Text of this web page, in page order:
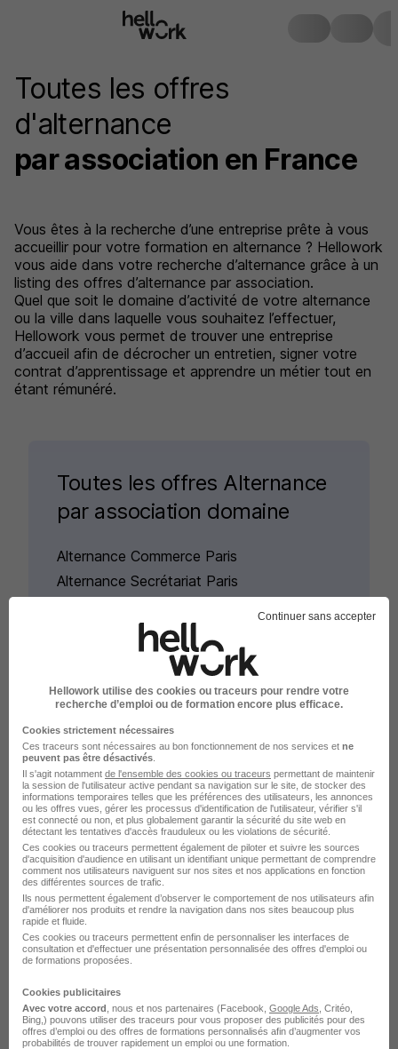
Toutes les offres
d'alternance
par association en France
Vous êtes à la recherche d’une entreprise prête à vous
accueillir pour votre formation en alternance ? Hellowork
vous aide dans votre recherche d’alternance grâce à un
listing des offres d’alternance par association.
Quel que soit le domaine d’activité de votre alternance
ou la ville dans laquelle vous souhaitez l’effectuer,
Hellowork vous permet de trouver une entreprise
d’accueil afin de décrocher un entretien, signer votre
contrat d’apprentissage et apprendre un métier tout en
étant rémunéré.
Toutes les offres Alternance
par association domaine
Alternance Commerce Paris
Alternance Secrétariat Paris
Alternance Ressources Humaines Paris
Alternance Communication Paris
Alternance Informatique Paris
Voir plus
Toutes les offres Alternance
par association métier
Alternance Conseiller de vente Paris
Alternance Assistant comptable Paris
Alternance Assistant communication Paris
Alternance Business developer Paris
Alternance Assistant de gestion Paris
Alternance Employé polyvalent de
restauration Toulouse
Continuer sans accepter
Hellowork utilise des cookies ou traceurs pour rendre votre
recherche d’emploi ou de formation encore plus efficace.
Cookies strictement nécessaires
Ces traceurs sont nécessaires au bon fonctionnement de nos services et ne
peuvent pas être désactivés
Il s'agit notamment de l'ensemble des cookies ou traceurs permettant de maintenir
la session de l'utilisateur active pendant sa navigation sur le site, de stocker des
informations temporaires telles que les préférences des utilisateurs, les annonces
ou les offres vues, gérer les processus d'identification de l'utilisateur, vérifier s'il
est connecté ou non, et plus globalement garantir la sécurité du site web en
détectant les tentatives d'accès frauduleux ou les violations de sécurité.
Ces cookies ou traceurs permettent également de piloter et suivre les sources
d'acquisition d'audience en utilisant un identifiant unique permettant de comprendre
comment nos utilisateurs naviguent sur nos sites et nos applications en fonction
des différentes sources de trafic.
Ils nous permettent également d’observer le comportement de nos utilisateurs afin
d'améliorer nos produits et rendre la navigation dans nos sites beaucoup plus
rapide et fluide.
Ces cookies ou traceurs permettent enfin de personnaliser les interfaces de
consultation et d'effectuer une présentation personnalisée des offres d'emploi ou
de formations proposées.
Cookies publicitaires
Avec votre accord , nous et nos partenaires (Facebook, Google Ads , Critéo,
Bing,) pouvons utiliser des traceurs pour vous proposer des publicités pour des
offres d’emploi ou des offres de formations personnalisés afin d’augmenter vos
probabilités de trouver rapidement un emploi ou une formation.